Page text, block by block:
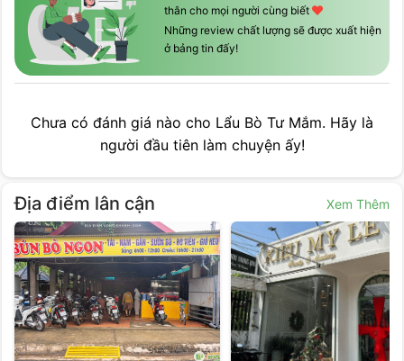
thân cho mọi người cùng biết
Những review chất lượng sẽ được xuất hiện
ở bảng tin đấy!
Chưa có đánh giá nào cho Lẩu Bò Tư Mắm. Hãy là
người đầu tiên làm chuyện ấy!
Địa điểm lân cận Xem Thêm